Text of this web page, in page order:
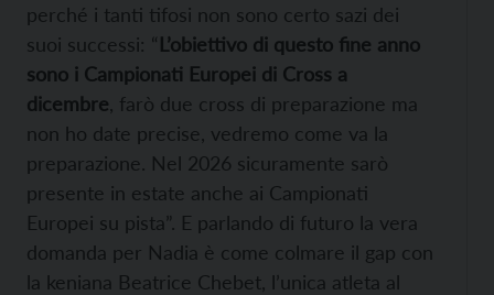
perché i tanti tifosi non sono certo sazi dei
suoi successi: “L’obiettivo di questo fine anno
sono i Campionati Europei di Cross a
dicembre , farò due cross di preparazione ma
non ho date precise, vedremo come va la
preparazione. Nel 2026 sicuramente sarò
presente in estate anche ai Campionati
Europei su pista”. E parlando di futuro la vera
domanda per Nadia è come colmare il gap con
la keniana Beatrice Chebet, l’unica atleta al